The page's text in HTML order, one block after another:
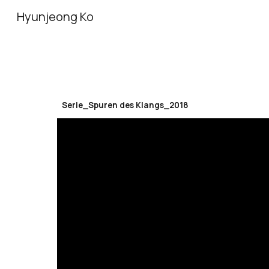
Hyunjeong Ko
Serie_Spuren des Klangs_2018